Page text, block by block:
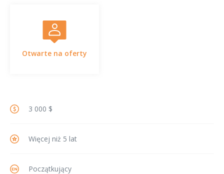
Otwarte na oferty
3 000 $
Więcej niż 5 lat
Początkujący